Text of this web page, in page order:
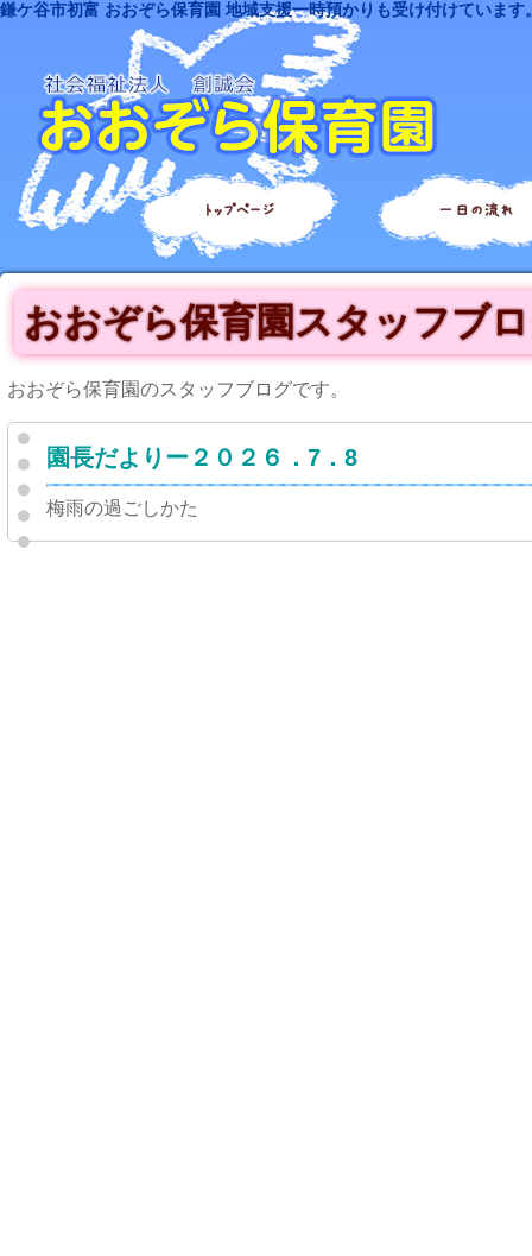
鎌ケ谷市初富 おおぞら保育園 地域支援一時預かりも受け付けています
トップページ 一日の流れ
おおぞら保育園スタッフブ
おおぞら保育園のスタッフブログです。
園長だよりー２０２６．7．8
梅雨の過ごしかた